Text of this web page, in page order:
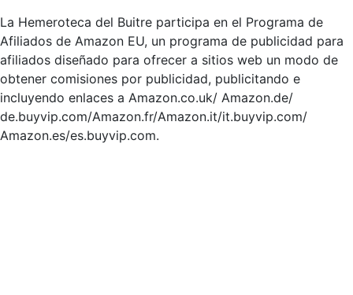
La Hemeroteca del Buitre participa en el Programa de
Afiliados de Amazon EU, un programa de publicidad para
afiliados diseñado para ofrecer a sitios web un modo de
obtener comisiones por publicidad, publicitando e
incluyendo enlaces a Amazon.co.uk/ Amazon.de/
de.buyvip.com/Amazon.fr/Amazon.it/it.buyvip.com/
Amazon.es/es.buyvip.com.